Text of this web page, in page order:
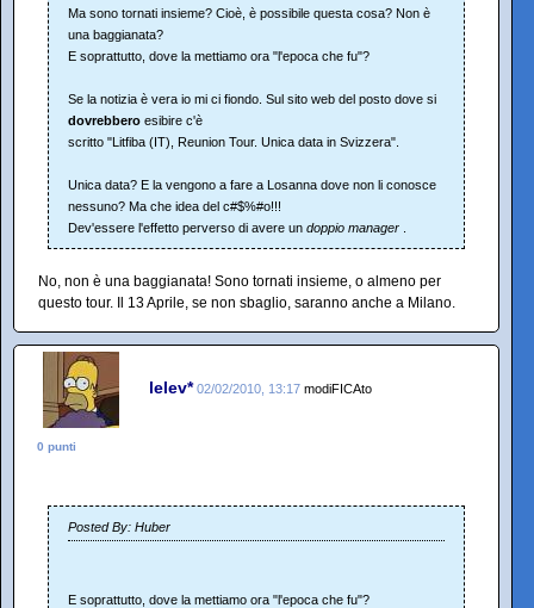
Ma sono tornati insieme? Cioè, è possibile questa cosa? Non è
una baggianata?
E soprattutto, dove la mettiamo ora "l'epoca che fu"?
Se la notizia è vera io mi ci fiondo. Sul sito web del posto dove si
dovrebbero esibire c'è
scritto "Litfiba (IT), Reunion Tour. Unica data in Svizzera".
Unica data? E la vengono a fare a Losanna dove non li conosce
nessuno? Ma che idea del c#$%#o!!!
Dev'essere l'effetto perverso di avere un doppio manager
No, non è una baggianata! Sono tornati insieme, o almeno per
questo tour. Il 13 Aprile, se non sbaglio, saranno anche a Milano.
lelev* 02/02/2010, 13:17 modiFICAto
0 punti
Posted By: Huber
E soprattutto, dove la mettiamo ora "l'epoca che fu"?